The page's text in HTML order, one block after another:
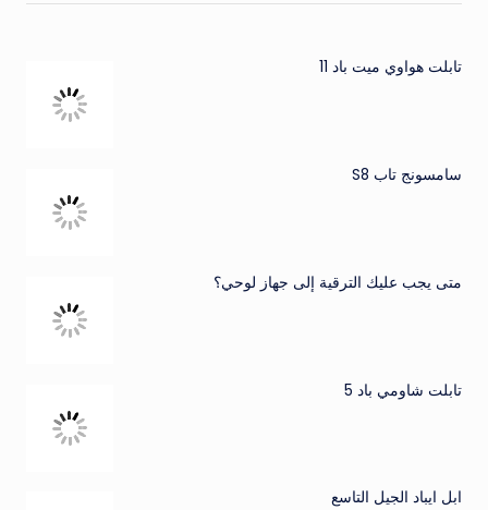
تابلت هواوي ميت باد 11
سامسونج تاب S8
متى يجب عليك الترقية إلى جهاز لوحي؟
تابلت شاومي باد 5
ابل ايباد الجيل التاسع